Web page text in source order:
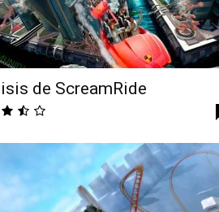
de ScreamRide